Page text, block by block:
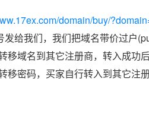
domain/buy/
给我们，我们把域名带价过户
移域名到其它注册商，转入成功
移密码，买家自行转入到其它注册